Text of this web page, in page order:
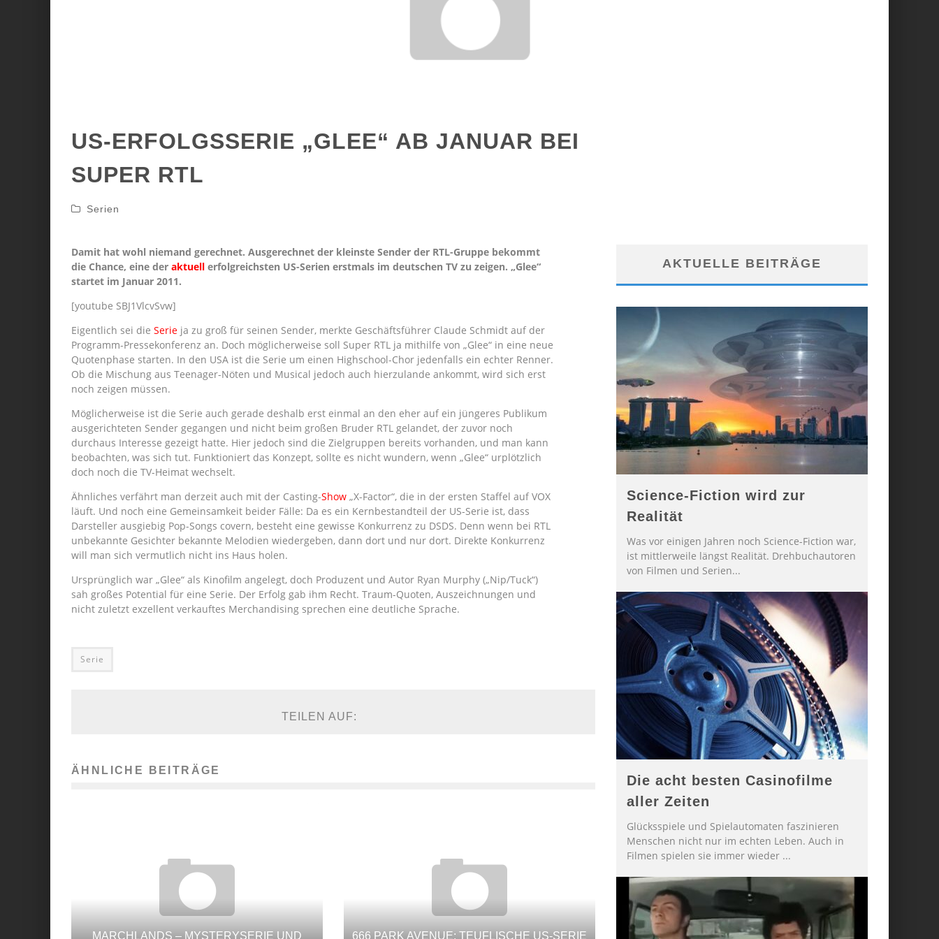
US-ERFOLGSSERIE „GLEE“ AB JANUAR BEI
SUPER RTL
Serien
Damit hat wohl niemand gerechnet. Ausgerechnet der kleinste Sender der RTL-Gruppe bekommt
die Chance, eine der aktuell erfolgreichsten US-Serien erstmals im deutschen TV zu zeigen. „Glee“
startet im Januar 2011.
[youtube SBJ1VlcvSvw]
Eigentlich sei die Serie ja zu groß für seinen Sender, merkte Geschäftsführer Claude Schmidt auf der
Programm-Pressekonferenz an. Doch möglicherweise soll Super RTL ja mithilfe von „Glee“ in eine neue
Quotenphase starten. In den USA ist die Serie um einen Highschool-Chor jedenfalls ein echter Renner.
Ob die Mischung aus Teenager-Nöten und Musical jedoch auch hierzulande ankommt, wird sich erst
noch zeigen müssen.
Möglicherweise ist die Serie auch gerade deshalb erst einmal an den eher auf ein jüngeres Publikum
ausgerichteten Sender gegangen und nicht beim großen Bruder RTL gelandet, der zuvor noch
durchaus Interesse gezeigt hatte. Hier jedoch sind die Zielgruppen bereits vorhanden, und man kann
beobachten, was sich tut. Funktioniert das Konzept, sollte es nicht wundern, wenn „Glee“ urplötzlich
doch noch die TV-Heimat wechselt.
Ähnliches verfährt man derzeit auch mit der Casting-Show „X-Factor“, die in der ersten Staffel auf VOX
läuft. Und noch eine Gemeinsamkeit beider Fälle: Da es ein Kernbestandteil der US-Serie ist, dass
Darsteller ausgiebig Pop-Songs covern, besteht eine gewisse Konkurrenz zu DSDS. Denn wenn bei RTL
unbekannte Gesichter bekannte Melodien wiedergeben, dann dort und nur dort. Direkte Konkurrenz
will man sich vermutlich nicht ins Haus holen.
Ursprünglich war „Glee“ als Kinofilm angelegt, doch Produzent und Autor Ryan Murphy („Nip/Tuck“)
sah großes Potential für eine Serie. Der Erfolg gab ihm Recht. Traum-Quoten, Auszeichnungen und
nicht zuletzt exzellent verkauftes Merchandising sprechen eine deutliche Sprache.
Serie
TEILEN AUF:
ÄHNLICHE BEITRÄGE
MARCHLANDS – MYSTERYSERIE UND 666 PARK AVENUE: TEUFLISCHE US-SERIE
AKTUELLE BEITRÄGE
Science-Fiction wird zur
Realität
Was vor einigen Jahren noch Science-Fiction war,
ist mittlerweile längst Realität. Drehbuchautoren
von Filmen und Serien...
Die acht besten Casinofilme
aller Zeiten
Glücksspiele und Spielautomaten faszinieren
Menschen nicht nur im echten Leben. Auch in
Filmen spielen sie immer wieder ...